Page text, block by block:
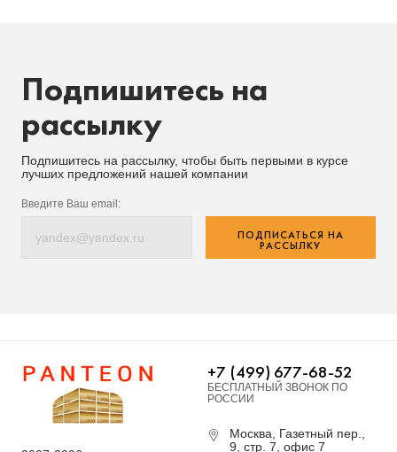
Подпишитесь на
рассылку
Подпишитесь на рассылку, чтобы быть первыми в курсе
лучших предложений нашей компании
Введите Ваш email:
ПОДПИСАТЬСЯ НА
РАССЫЛКУ
+7 (499) 677-68-52
БЕСПЛАТНЫЙ ЗВОНОК ПО
РОССИИ
Москва, Газетный пер.,
9, стр. 7, офис 7